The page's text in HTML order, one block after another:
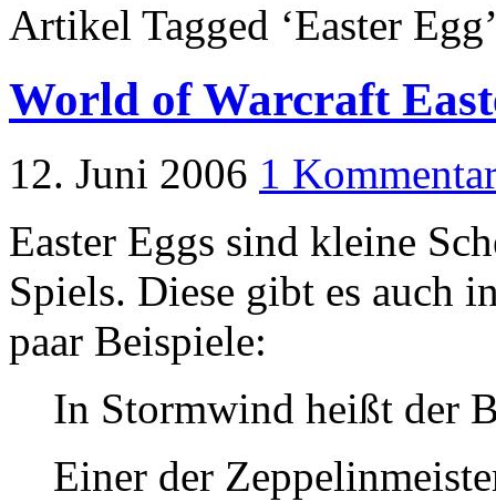
Artikel Tagged ‘Easter
World of Warcraft
12. Juni 2006 1
Easter Eggs sind kleine
Spiels. Diese gibt es auch
paar Beispiele:
In Stormwind heißt der
Einer der